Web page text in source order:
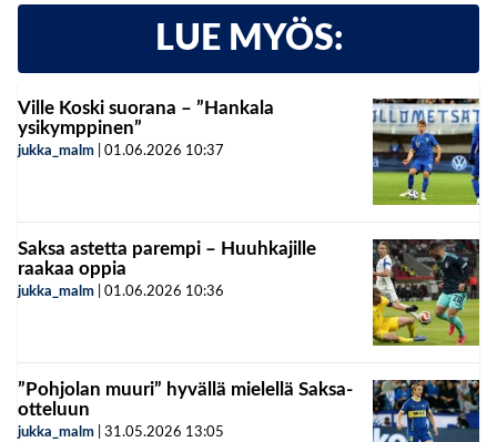
LUE MYÖS:
Ville Koski suorana – ”Hankala
ysikymppinen”
jukka_malm 01.06.2026 10:37
Saksa astetta parempi – Huuhkajille
raakaa oppia
jukka_malm 01.06.2026 10:36
”Pohjolan muuri” hyvällä mielellä Saksa-
otteluun
jukka_malm 31.05.2026 13:05